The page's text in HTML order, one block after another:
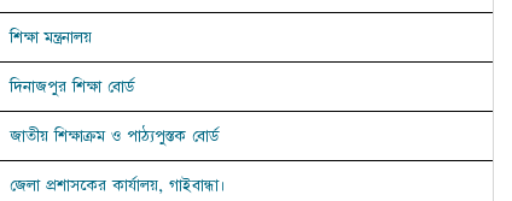
শিক্ষা মন্ত্রনালয়
দিনাজপুর শিক্ষা বোর্ড
জাতীয় শিক্ষাক্রম ও পাঠ্যপুস্তক বোর্ড
জেলা প্রশাসকের কার্যালয়, গাইবান্ধা।